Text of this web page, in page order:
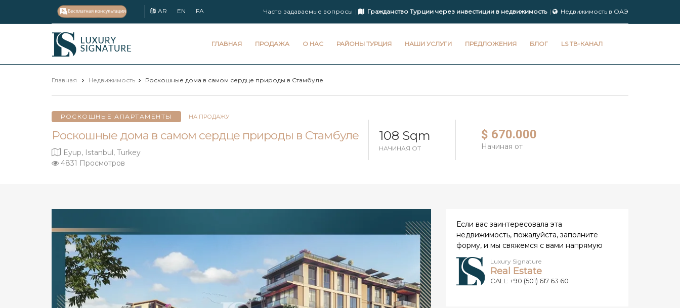
AR EN FA Часто задаваемые вопросы Гражданство Турции через инвестиции в недвижимость Недвижимость в ОАЭ
Luxury
Signature
ГЛАВНАЯ ПРОДАЖА О НАС РАЙОНЫ ТУРЦИЯ НАШИ УСЛУГИ ПРЕДЛОЖЕНИЯ БЛОГ LS ТВ-КАНАЛ
Главная Недвижимость Роскошные дома в самом сердце природы в Стамбуле
РОСКОШНЫЕ АПАРТАМЕНТЫ НА ПРОДАЖУ
Роскошные дома в самом сердце природы в Стамбуле
Eyup, Istanbul, Turkey
4831 Просмотров
108 Sqm
НАЧИНАЯ ОТ
$ 670.000
Начиная от
Если вас заинтересовала эта
недвижимость, пожалуйста, заполните
форму, и мы свяжемся с вами напрямую
Luxury Signature
Real Estate
CALL: +90 (501) 617 63 60